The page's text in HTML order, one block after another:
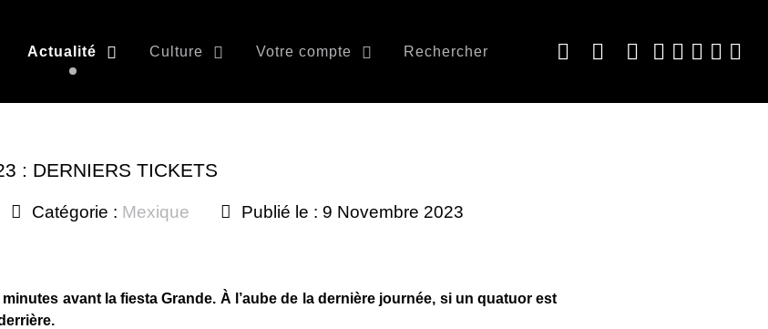
Actualité Culture Votre compte Rechercher
: DERNIERS TICKETS
Catégorie : Mexique Publié le : 9 Novembre 2023
avant la fiesta Grande. À l’aube de la dernière journée, si un quatuor est